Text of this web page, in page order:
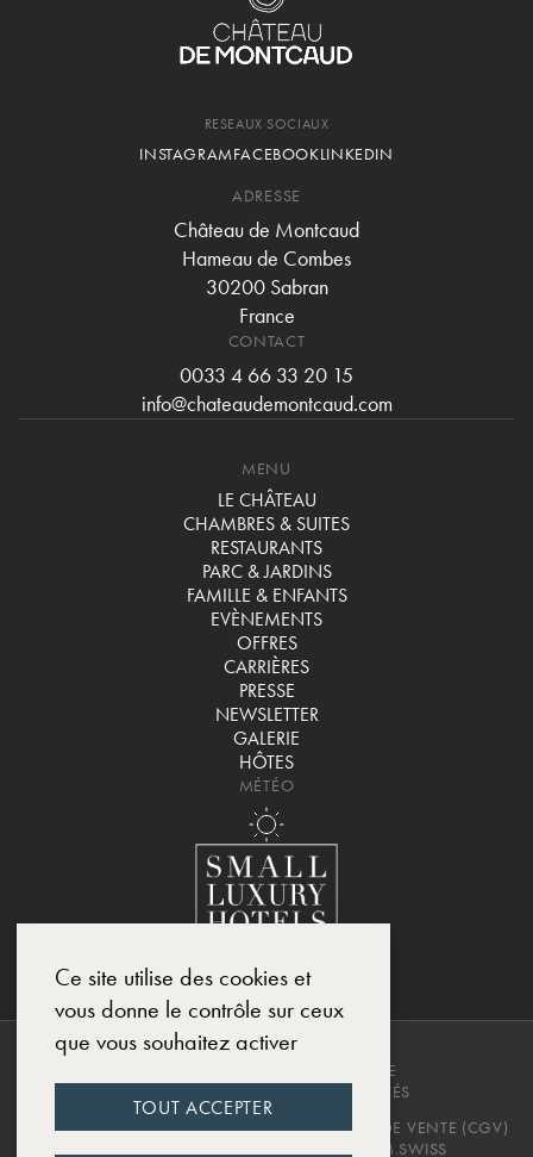
RESEAUX SOCIAUX
INSTAGRAMFACEBOOKLINKEDIN
ADRESSE
Château de Montcaud
Hameau de Combes
30200 Sabran
France
CONTACT
0033 4 66 33 20 15
info@chateaudemontcaud.com
MENU
LE CHÂTEAU
CHAMBRES & SUITES
RESTAURANTS
PARC & JARDINS
FAMILLE & ENFANTS
EVÈNEMENTS
OFFRES
CARRIÈRES
PRESSE
NEWSLETTER
GALERIE
HÔTES
MÉTÉO
COPYRIGHT © 2025, CHÂTEAU DE
MONTCAUD. TOUS DROITS RÉSERVÉS
POLITIQUE DE CONFIDENTIALITÉCONDITIONS DE VENTE (CGV)
DESIGNED BY EWM.SWISS
Ce site utilise des cookies et
vous donne le contrôle sur ceux
que vous souhaitez activer
TOUT ACCEPTER